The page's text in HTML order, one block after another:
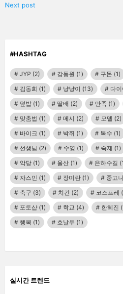
Next post
#HASHTAG
JYP (2) 강동원 (1) 구몬 (1)
김동희 (1) 냥냥이 (13) 다
덮밥 (1) 딸배 (2) 만족 (1)
맞춤법 (1) 메시 (2) 모델 (2)
바이크 (1) 박쥐 (1) 복수 (1)
선생님 (2) 수영 (1) 숙제 (1)
악당 (1) 울산 (1) 은하수길
자스민 (1) 장미란 (1) 중고
축구 (3) 치킨 (2) 코스프레
포토샵 (1) 학교 (4) 한혜진
행복 (1) 호날두 (1)
실시간 트렌드